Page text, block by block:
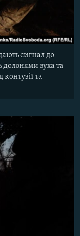
сигнал до
долонями вуха та
контузії та